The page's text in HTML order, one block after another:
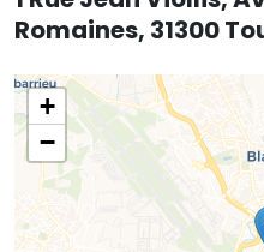
Romaines, 31300
+
−